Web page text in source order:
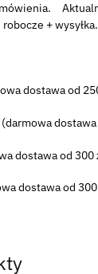
+ wysyłka.
dostawa od
dostawa
dostawa od 300
dostawa od 300